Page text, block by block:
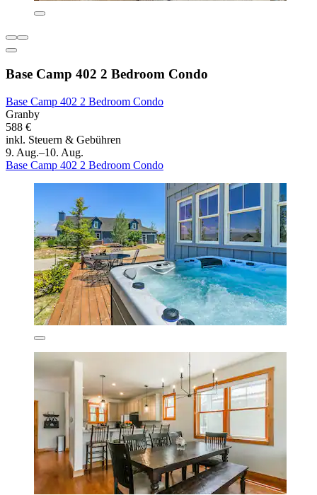
Base Camp 402 2 Bedroom Condo
Base Camp 402 2 Bedroom Condo
Granby
588 €
inkl. Steuern & Gebühren
9. Aug.–10. Aug.
Base Camp 402 2 Bedroom Condo